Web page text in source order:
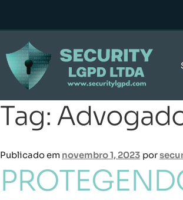
Tag:
Publicado em novembro 1, 2023 por